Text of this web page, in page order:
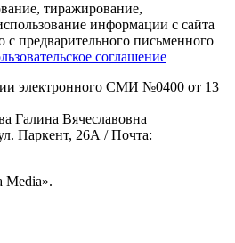
тиражирование,
информации с сайта
с предварительного письменного
соглашение
электронного СМИ №0400 от 13
Галина Вячеславовна
Паркент, 26А / Почта: